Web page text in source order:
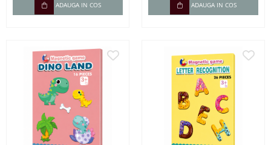
ADAUGA IN COS ADAUGA IN COS